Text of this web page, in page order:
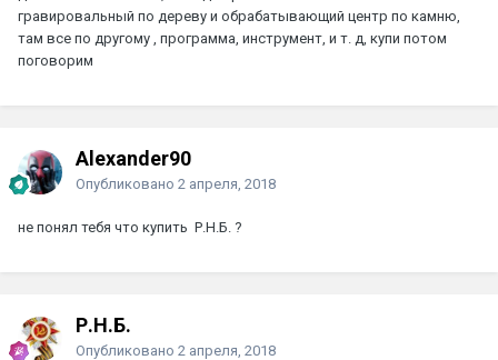
гравировальный по дереву и обрабатывающий центр по камню,
там все по другому , программа, инструмент, и т. д, купи потом
поговорим
Alexander90
Опубликовано 2 апреля, 2018
не понял тебя что купить Р.Н.Б. ?
Р.Н.Б.
Опубликовано 2 апреля, 2018